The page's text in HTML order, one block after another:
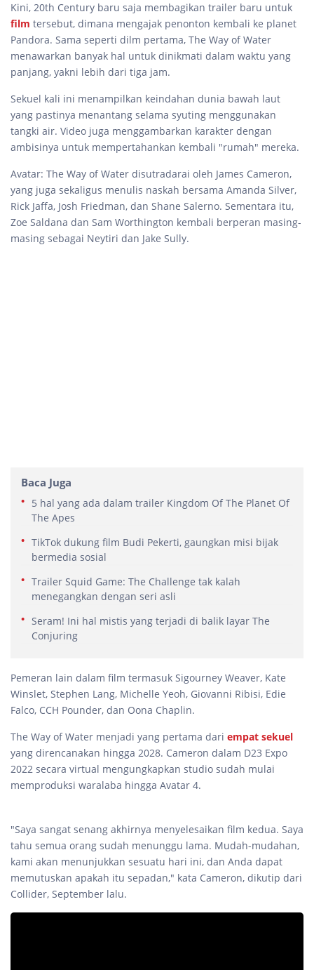
Kini, 20th Century baru saja membagikan trailer baru untuk
film tersebut, dimana mengajak penonton kembali ke planet
Pandora. Sama seperti dilm pertama, The Way of Water
menawarkan banyak hal untuk dinikmati dalam waktu yang
panjang, yakni lebih dari tiga jam.
Sekuel kali ini menampilkan keindahan dunia bawah laut
yang pastinya menantang selama syuting menggunakan
tangki air. Video juga menggambarkan karakter dengan
ambisinya untuk mempertahankan kembali "rumah" mereka.
Avatar: The Way of Water disutradarai oleh James Cameron,
yang juga sekaligus menulis naskah bersama Amanda Silver,
Rick Jaffa, Josh Friedman, dan Shane Salerno. Sementara itu,
Zoe Saldana dan Sam Worthington kembali berperan masing-
masing sebagai Neytiri dan Jake Sully.
Baca Juga
5 hal yang ada dalam trailer Kingdom Of The Planet Of
The Apes
TikTok dukung film Budi Pekerti, gaungkan misi bijak
bermedia sosial
Trailer Squid Game: The Challenge tak kalah
menegangkan dengan seri asli
Seram! Ini hal mistis yang terjadi di balik layar The
Conjuring
Pemeran lain dalam film termasuk Sigourney Weaver, Kate
Winslet, Stephen Lang, Michelle Yeoh, Giovanni Ribisi, Edie
Falco, CCH Pounder, dan Oona Chaplin.
The Way of Water menjadi yang pertama dari empat sekuel
yang direncanakan hingga 2028. Cameron dalam D23 Expo
2022 secara virtual mengungkapkan studio sudah mulai
memproduksi waralaba hingga Avatar 4.
"Saya sangat senang akhirnya menyelesaikan film kedua. Saya
tahu semua orang sudah menunggu lama. Mudah-mudahan,
kami akan menunjukkan sesuatu hari ini, dan Anda dapat
memutuskan apakah itu sepadan," kata Cameron, dikutip dari
Collider, September lalu.